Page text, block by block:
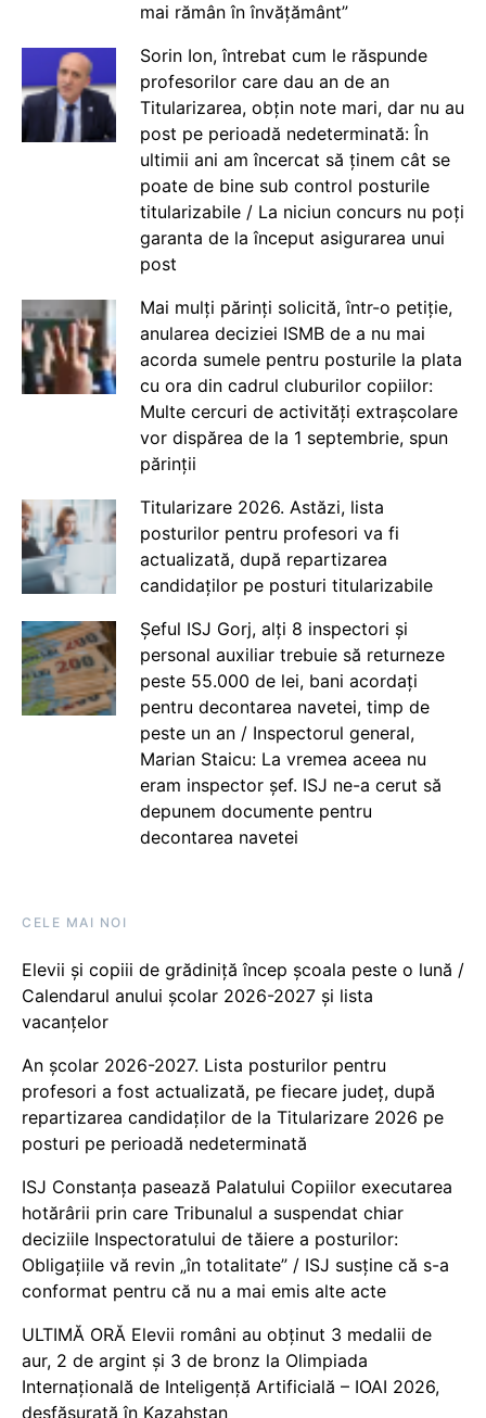
mai rămân în învățământ”
Sorin Ion, întrebat cum le răspunde
profesorilor care dau an de an
Titularizarea, obțin note mari, dar nu au
post pe perioadă nedeterminată: În
ultimii ani am încercat să ținem cât se
poate de bine sub control posturile
titularizabile / La niciun concurs nu poți
garanta de la început asigurarea unui
post
Mai mulți părinți solicită, într-o petiție,
anularea deciziei ISMB de a nu mai
acorda sumele pentru posturile la plata
cu ora din cadrul cluburilor copiilor:
Multe cercuri de activități extrașcolare
vor dispărea de la 1 septembrie, spun
părinții
Titularizare 2026. Astăzi, lista
posturilor pentru profesori va fi
actualizată, după repartizarea
candidaților pe posturi titularizabile
Șeful ISJ Gorj, alți 8 inspectori și
personal auxiliar trebuie să returneze
peste 55.000 de lei, bani acordați
pentru decontarea navetei, timp de
peste un an / Inspectorul general,
Marian Staicu: La vremea aceea nu
eram inspector șef. ISJ ne-a cerut să
depunem documente pentru
decontarea navetei
CELE MAI NOI
Elevii și copiii de grădiniță încep școala peste o lună /
Calendarul anului școlar 2026-2027 și lista
vacanțelor
An școlar 2026-2027. Lista posturilor pentru
profesori a fost actualizată, pe fiecare județ, după
repartizarea candidaților de la Titularizare 2026 pe
posturi pe perioadă nedeterminată
ISJ Constanța pasează Palatului Copiilor executarea
hotărârii prin care Tribunalul a suspendat chiar
deciziile Inspectoratului de tăiere a posturilor:
Obligațiile vă revin „în totalitate” / ISJ susține că s-a
conformat pentru că nu a mai emis alte acte
ULTIMĂ ORĂ Elevii români au obținut 3 medalii de
aur, 2 de argint și 3 de bronz la Olimpiada
Internațională de Inteligență Artificială – IOAI 2026,
desfășurată în Kazahstan